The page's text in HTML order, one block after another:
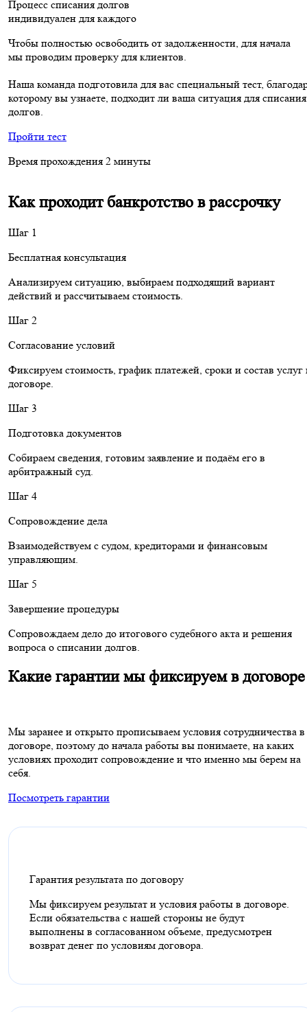
Процесс списания долгов
индивидуален для каждого
Чтобы полностью освободить от задолженности, для начала
мы проводим проверку для клиентов.
Наша команда подготовила для вас специальный тест,
которому вы узнаете, подходит ли ваша ситуация для списания
долгов.
Пройти тест
Время прохождения 2 минуты
Как проходит банкротство в рассрочку
Шаг 1
Бесплатная консультация
Анализируем ситуацию, выбираем подходящий вариант
действий и рассчитываем стоимость.
Шаг 2
Согласование условий
Фиксируем стоимость, график платежей, сроки и состав услуг
договоре.
Шаг 3
Подготовка документов
Собираем сведения, готовим заявление и подаём его в
арбитражный суд.
Шаг 4
Сопровождение дела
Взаимодействуем с судом, кредиторами и финансовым
управляющим.
Шаг 5
Завершение процедуры
Сопровождаем дело до итогового судебного акта и решения
вопроса о списании долгов.
Какие гарантии мы фиксируем в договоре
Мы заранее и открыто прописываем условия сотрудничества в
договоре, поэтому до начала работы вы понимаете, на каких
условиях проходит сопровождение и что именно мы берем на
себя.
Посмотреть гарантии
Гарантия результата по договору
Мы фиксируем результат и условия работы в договоре.
Если обязательства с нашей стороны не будут
выполнены в согласованном объеме, предусмотрен
возврат денег по условиям договора.